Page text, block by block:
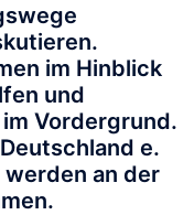
im Hinblick
und
Vordergrund.
e.
an der